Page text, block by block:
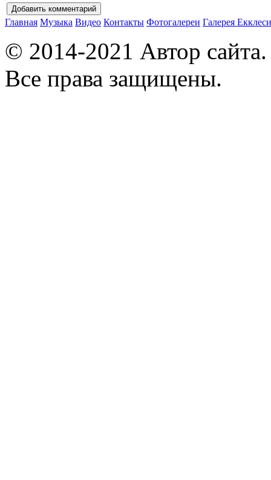
Главная Музыка Видео Контакты Фотогалереи Галерея
© 2014-2021 Автор
Все права защищены.